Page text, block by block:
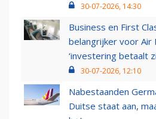
30-07-2026, 14:30
Business en First
belangrijker voor Air
‘investering betaalt
30-07-2026, 12:10
Nabestaanden
Duitse staat aan,